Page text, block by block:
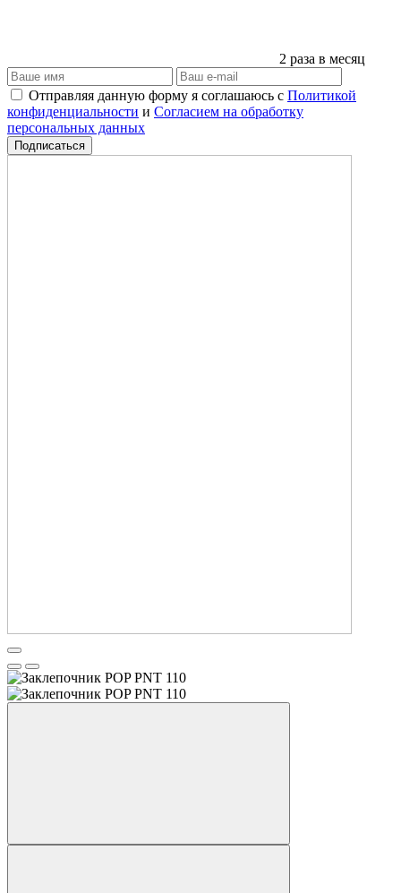
2 раза в месяц
Отправляя данную форму я соглашаюсь с Политикой
конфиденциальности и Согласием на обработку
персональных данных
Подписаться